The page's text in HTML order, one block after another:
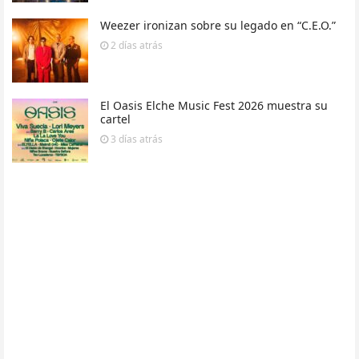
Weezer ironizan sobre su legado en “C.E.O.”
2 días atrás
El Oasis Elche Music Fest 2026 muestra su
cartel
3 días atrás